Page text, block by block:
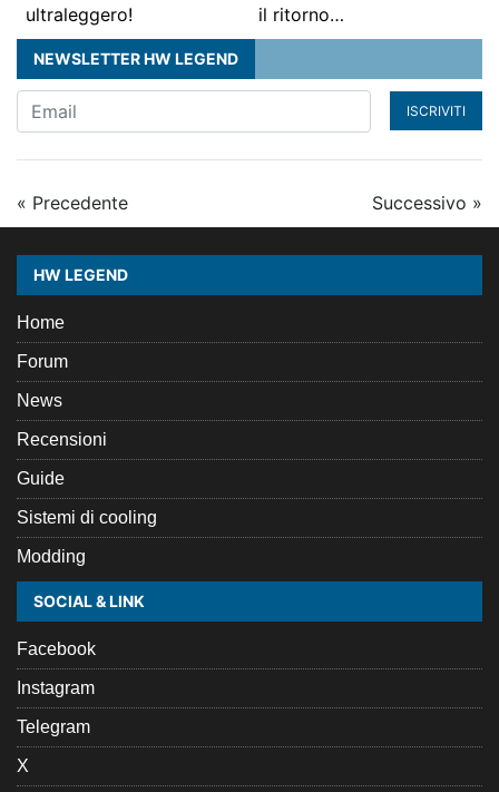
ultraleggero!
il ritorno…
NEWSLETTER HW LEGEND
ISCRIVITI
« Precedente Successivo »
HW LEGEND
Home
Forum
News
Recensioni
Guide
Sistemi di cooling
Modding
SOCIAL & LINK
Facebook
Instagram
Telegram
X